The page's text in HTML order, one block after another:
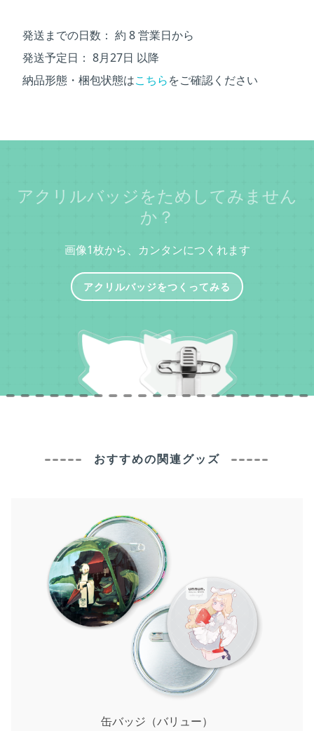
発送までの日数： 約 8 営業日から
発送予定日： 8月27日 以降
納品形態・梱包状態はこちらをご確認ください
アクリルバッジをためしてみません
か？
画像1枚から、カンタンにつくれます
アクリルバッジをつくってみる
おすすめの関連グッズ
缶バッジ（バリュー）